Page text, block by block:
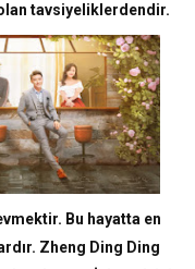
tavsiyeliklerdendir.
Bu hayatta en
Zheng Ding Ding